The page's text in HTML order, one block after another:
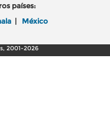
países:
| México
2001-2026